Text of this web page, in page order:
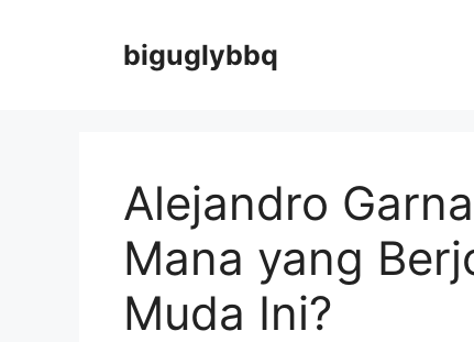
biguglybbq
Alejandro
Mana yang
Muda Ini?